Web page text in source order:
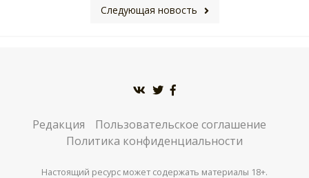
Следующая новость
Редакция
Пользовательское соглашение
Политика конфиденциальности
Настоящий ресурс может содержать материалы 18+.